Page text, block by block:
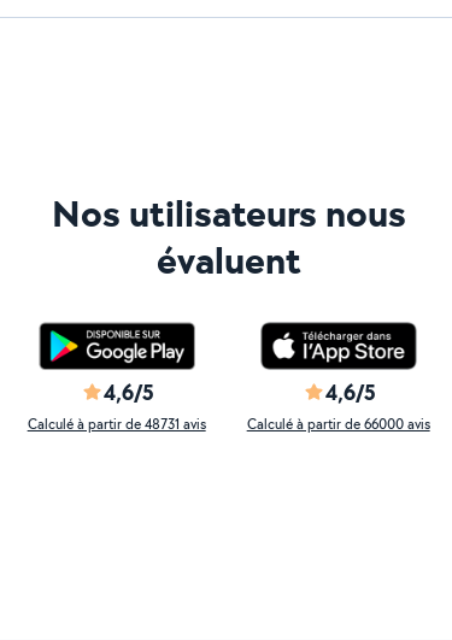
Nos utilisateurs nous
évaluent
4,6/5
Calculé à partir de 48731 avis
4,6/5
Calculé à partir de 66000 avis